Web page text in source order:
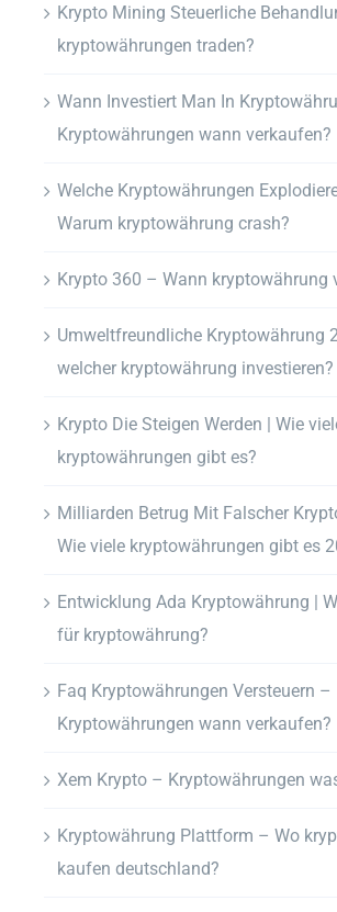
Krypto Mining Steuerliche
kryptowährungen traden?
Wann Investiert Man In
Kryptowährungen wann verkaufen?
Welche Kryptowährungen
Warum kryptowährung crash?
Krypto 360 – Wann kryptowährung
Umweltfreundliche Kryptowährung
welcher kryptowährung investieren?
Krypto Die Steigen Werden | Wie
kryptowährungen gibt es?
Milliarden Betrug Mit Falscher
Wie viele kryptowährungen gibt es
Entwicklung Ada Kryptowährung |
für kryptowährung?
Faq Kryptowährungen Versteuern –
Kryptowährungen wann verkaufen?
Xem Krypto – Kryptowährungen
Kryptowährung Plattform – Wo
kaufen deutschland?